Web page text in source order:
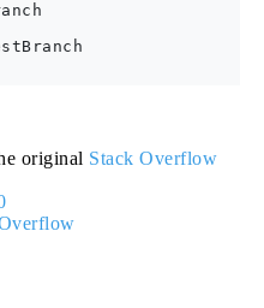
original Stack Overflow